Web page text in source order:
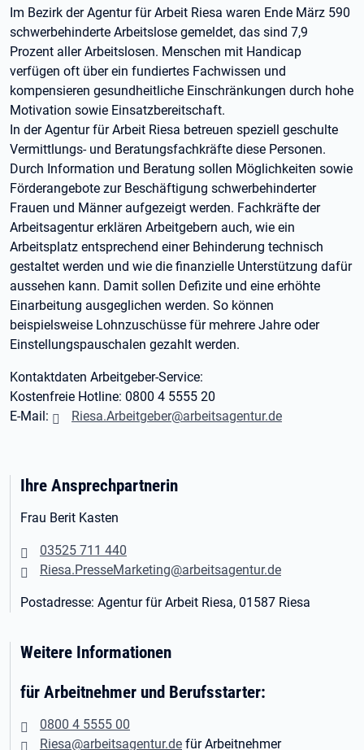
Im Bezirk der Agentur für Arbeit Riesa waren Ende März 590
schwerbehinderte Arbeitslose gemeldet, das sind 7,9
Prozent aller Arbeitslosen. Menschen mit Handicap
verfügen oft über ein fundiertes Fachwissen und
kompensieren gesundheitliche Einschränkungen durch hohe
Motivation sowie Einsatzbereitschaft.
In der Agentur für Arbeit Riesa betreuen speziell geschulte
Vermittlungs- und Beratungsfachkräfte diese Personen.
Durch Information und Beratung sollen Möglichkeiten sowie
Förderangebote zur Beschäftigung schwerbehinderter
Frauen und Männer aufgezeigt werden. Fachkräfte der
Arbeitsagentur erklären Arbeitgebern auch, wie ein
Arbeitsplatz entsprechend einer Behinderung technisch
gestaltet werden und wie die finanzielle Unterstützung dafür
aussehen kann. Damit sollen Defizite und eine erhöhte
Einarbeitung ausgeglichen werden. So können
beispielsweise Lohnzuschüsse für mehrere Jahre oder
Einstellungspauschalen gezahlt werden.
Kontaktdaten Arbeitgeber-Service:
Kostenfreie Hotline: 0800 4 5555 20
E-Mail:
Riesa.Arbeitgeber@arbeitsagentur.de
Ihre Ansprechpartnerin
Frau Berit Kasten
03525 711 440
Riesa.PresseMarketing@arbeitsagentur.de
Postadresse: Agentur für Arbeit Riesa, 01587 Riesa
Weitere Informationen
für Arbeitnehmer und Berufsstarter:
0800 4 5555 00
Riesa@arbeitsagentur.de für Arbeitnehmer